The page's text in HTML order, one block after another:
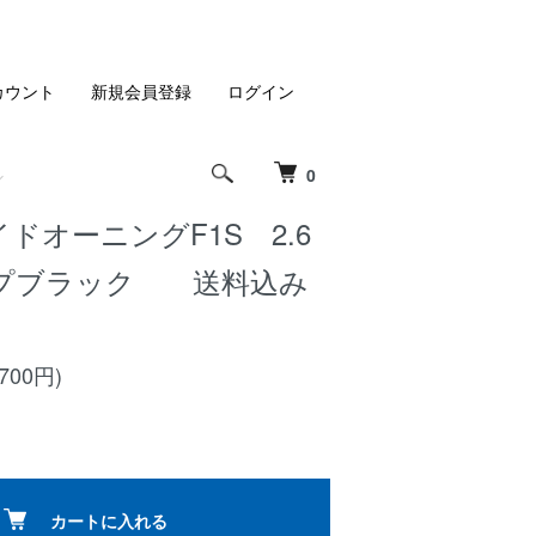
0
ント 新規会員登録 ログイン
ドオーニングF1S 2.6
ブラック 送料込み
円)
カートに入れる